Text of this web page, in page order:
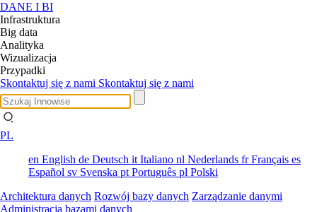
DANE I BI
Infrastruktura
Big data
Analityka
Wizualizacja
Przypadki
Skontaktuj się z nami Skontaktuj się z nami
PL
en English de Deutsch it Italiano nl Nederlands frFrançais es
Español sv Svenska pt Português pl Polski
Architektura danych Rozwój bazy danych Zarządzanie danymi
Administracja bazami danych